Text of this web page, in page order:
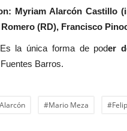
Myriam Alarcón Castillo
(RD), Francisco
la única forma de poder
Barros.
#Mario Meza